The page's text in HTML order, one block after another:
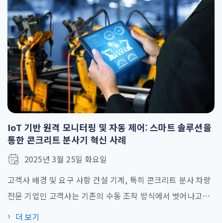
러한 문제를 해결하기 위해 고객은 재고 관리 효율성을 높이고
공급업체로부터의 상품 조달 [...]
IoT 기반 원격 모니터링 및 자동 제어: 스마트 솔루션을
통한 콘크리트 분사기 혁신 사례
2025년 3월 25일 화요일
고객사 배경 및 요구 사항 건설 기계, 특히 콘크리트 분사 차량
전문 기업인 고객사는 기존의 수동 조작 방식에서 벗어나고자
했습니다. 작업자가 핸드헬드 컨트롤러로 분사 과정을 제어하
더 보기